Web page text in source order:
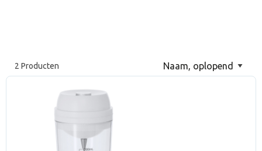
2 Producten